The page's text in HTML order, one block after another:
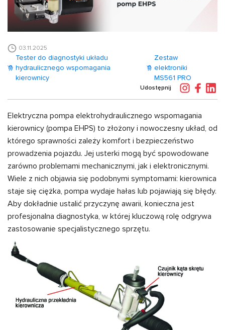
03.11.2025
Tester do diagnostyki układu
hydraulicznego wspomagania
kierownicy
Zestaw
elektroniki
MS561 PRO
Udostępnij
Elektryczna pompa elektrohydraulicznego wspomagania
kierownicy (pompa EHPS) to złożony i nowoczesny układ, od
którego sprawności zależy komfort i bezpieczeństwo
prowadzenia pojazdu. Jej usterki mogą być spowodowane
zarówno problemami mechanicznymi, jak i elektronicznymi.
Wiele z nich objawia się podobnymi symptomami: kierownica
staje się ciężka, pompa wydaje hałas lub pojawiają się błędy.
Aby dokładnie ustalić przyczynę awarii, konieczna jest
profesjonalna diagnostyka, w której kluczową rolę odgrywa
zastosowanie specjalistycznego sprzętu.